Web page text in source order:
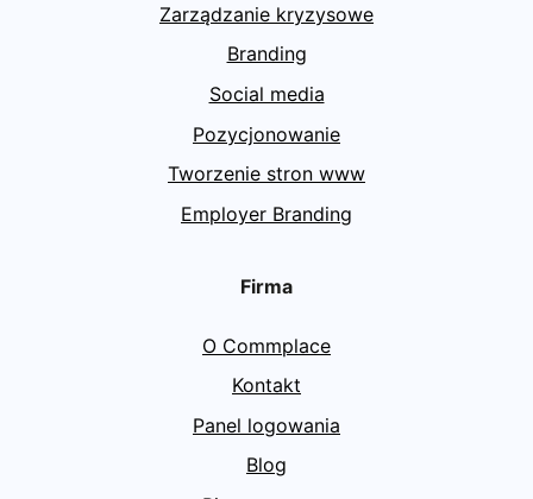
Zarządzanie kryzysowe
Branding
Social media
Pozycjonowanie
Tworzenie stron www
Employer Branding
Firma
O Commplace
Kontakt
Panel logowania
Blog